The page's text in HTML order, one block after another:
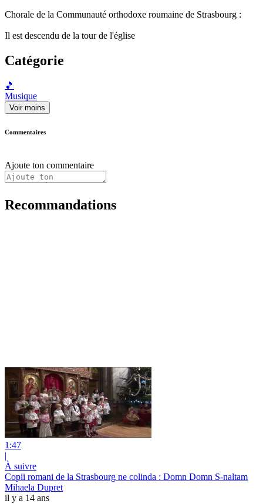
Chorale de la Communauté orthodoxe roumaine de Strasbourg :
Il est descendu de la tour de l'église
Catégorie
🎵
Musique
Voir moins
Commentaires
Ajoute ton commentaire
Recommandations
1:47
|
À suivre
Copii romani de la Strasbourg ne colinda : Domn Domn S-naltam
Mihaela Dupret
il y a 14 ans